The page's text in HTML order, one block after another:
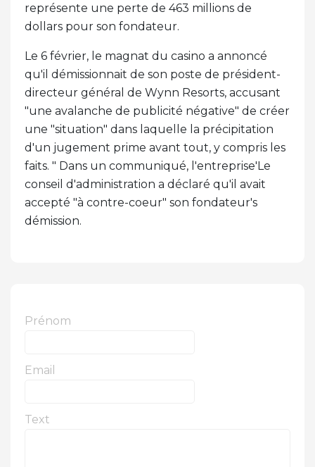
représente une perte de 463 millions de
dollars pour son fondateur.
Le 6 février, le magnat du casino a annoncé
qu'il démissionnait de son poste de président-
directeur général de Wynn Resorts, accusant
"une avalanche de publicité négative" de créer
une "situation" dans laquelle la précipitation
d'un jugement prime avant tout, y compris les
faits. " Dans un communiqué, l'entreprise'Le
conseil d'administration a déclaré qu'il avait
accepté "à contre-coeur" son fondateur's
démission.
Prénom
Email
Text